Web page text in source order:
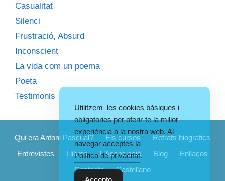
Casualitat
Silenci
Frustració, Absurd
Inconscient
La vida com un poema
Poeta
Testimonis
Qui era Antoni Pascual? Els cursos
Retrats biogràfics
Entrevistes
Llibres L’Associació Blog
Enllaços
Contacte
Castellano
Utilitzem les cookies bàsiques i
obligatories per oferir-te la millor
experiència a la nostra web. Al
navegar acceptes la
Política de privacitat.